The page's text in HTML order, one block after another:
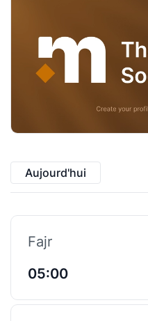
Aujourd'hui
Fajr
05:00